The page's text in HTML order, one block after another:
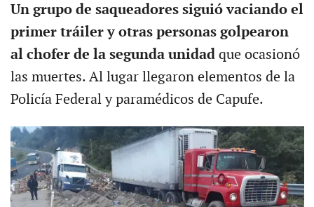
Un grupo de saqueadores siguió vaciando el
primer tráiler y otras personas golpearon
al chofer de la segunda unidad que ocasionó
las muertes. Al lugar llegaron elementos de la
Policía Federal y paramédicos de Capufe.